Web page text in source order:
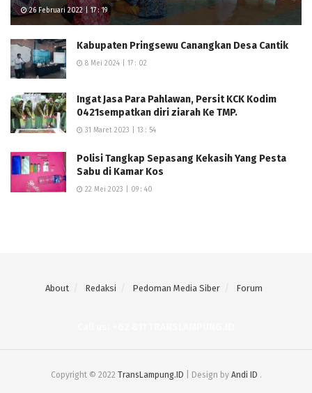
26 Februari 2022 | 17 : 19
Kabupaten Pringsewu Canangkan Desa Cantik
8 Mei 2024 | 17 : 02
Ingat Jasa Para Pahlawan, Persit KCK Kodim
0421sempatkan diri ziarah Ke TMP.
31 Maret 2023 | 13 : 54
Polisi Tangkap Sepasang Kekasih Yang Pesta
Sabu di Kamar Kos
22 Mei 2023 | 09 : 40
About Redaksi Pedoman Media Siber Forum
Copyright © 2022 TransLampung.ID | Design by Andi ID .